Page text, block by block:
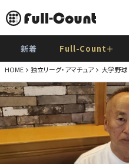
新着 Full-Count＋
HOME 独立リーグ・アマチュア 大学野球